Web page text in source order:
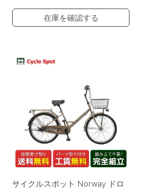
在庫を確認する
サイクルスポット Norway ドロ